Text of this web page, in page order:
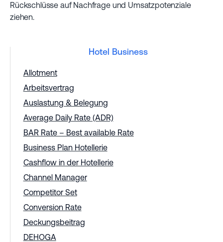
Rückschlüsse auf Nachfrage und Umsatzpotenziale
ziehen.
Hotel Business
Allotment
Arbeitsvertrag
Auslastung & Belegung
Average Daily Rate (ADR)
BAR Rate – Best available Rate
Business Plan Hotellerie
Cashflow in der Hotellerie
Channel Manager
Competitor Set
Conversion Rate
Deckungsbeitrag
DEHOGA